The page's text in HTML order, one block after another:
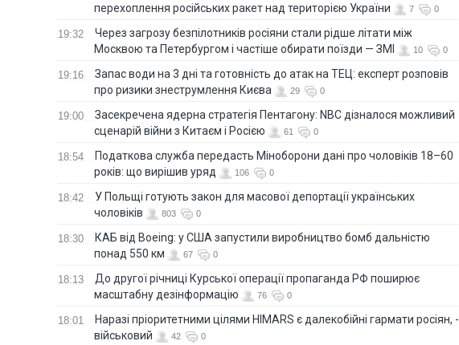
перехоплення російських ракет над територією України
7 0
19:32
Через загрозу безпілотників росіяни стали рідше літати між
Москвою та Петербургом і частіше обирати поїзди — ЗМІ
10 0
19:16
Запас води на 3 дні та готовність до атак на ТЕЦ: експерт розповів
про ризики знеструмлення Києва
29 0
19:00
Засекречена ядерна стратегія Пентагону: NBC дізналося можливий
сценарій війни з Китаєм і Росією
61 0
18:54
Податкова служба передасть Міноборони дані про чоловіків 18–60
років: що вирішив уряд
106 0
18:42
У Польщі готують закон для масової депортації українських
чоловіків
803 0
18:30
КАБ від Boeing: у США запустили виробництво бомб дальністю
понад 550 км
67 0
18:13
До другої річниці Курської операції пропаганда РФ поширює
масштабну дезінформацію
76 0
18:01
Наразі пріоритетними цілями HIMARS є далекобійні гармати росіян, -
військовий
42 0